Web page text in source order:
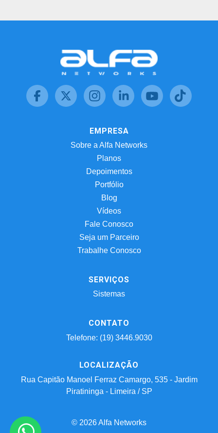
EMPRESA
Sobre a Alfa Networks
Planos
Depoimentos
Portfólio
Blog
Vídeos
Fale Conosco
Seja um Parceiro
Trabalhe Conosco
SERVIÇOS
Sistemas
CONTATO
Telefone: (19) 3446.9030
LOCALIZAÇÃO
Rua Capitão Manoel Ferraz Camargo, 535 - Jardim
Piratininga - Limeira / SP
© 2026 Alfa Networks